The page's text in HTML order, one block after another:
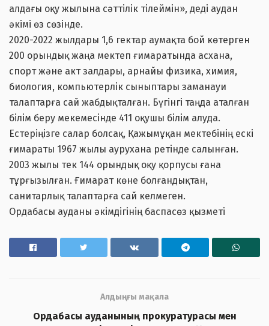
алдағы оқу жылына сәттілік тілеймін», деді аудан
әкімі өз сөзінде.
2020-2022 жылдары 1,6 гектар аумақта бой көтерген
200 орындық жаңа мектеп ғимаратында асхана,
спорт және акт залдары, арнайы физика, химия,
биология, компьютерлік сыныптары заманауи
талаптарға сай жабдықталған. Бүгінгі таңда аталған
білім беру мекемесінде 411 оқушы білім алуда.
Естеріңізге салар болсақ, Қажымұқан мектебінің ескі
ғимараты 1967 жылы аурухана ретінде салынған.
2003 жылы тек 144 орындық оқу қорпусы ғана
тұрғызылған. Ғимарат көне болғандықтан,
санитарлық талаптарға сай келмеген.
Ордабасы ауданы әкімдігінің баспасөз қызметі
Алдыңғы мақала
Ордабасы ауданының прокуратурасы мен